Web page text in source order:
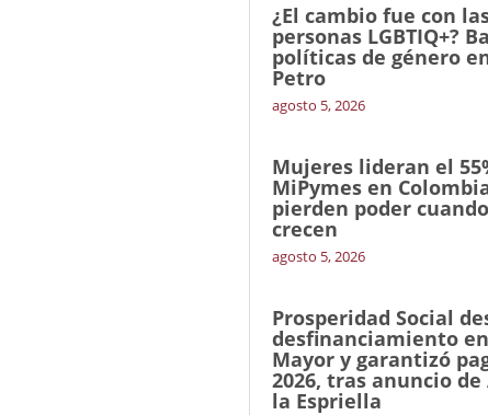
¿El cambio fue con
personas LGBTIQ+?
políticas de género
Petro
agosto 5, 2026
Mujeres lideran el
MiPymes en
pierden poder
crecen
agosto 5, 2026
Prosperidad Social
desfinanciamiento
Mayor y garantizó
2026, tras anuncio
la Espriella